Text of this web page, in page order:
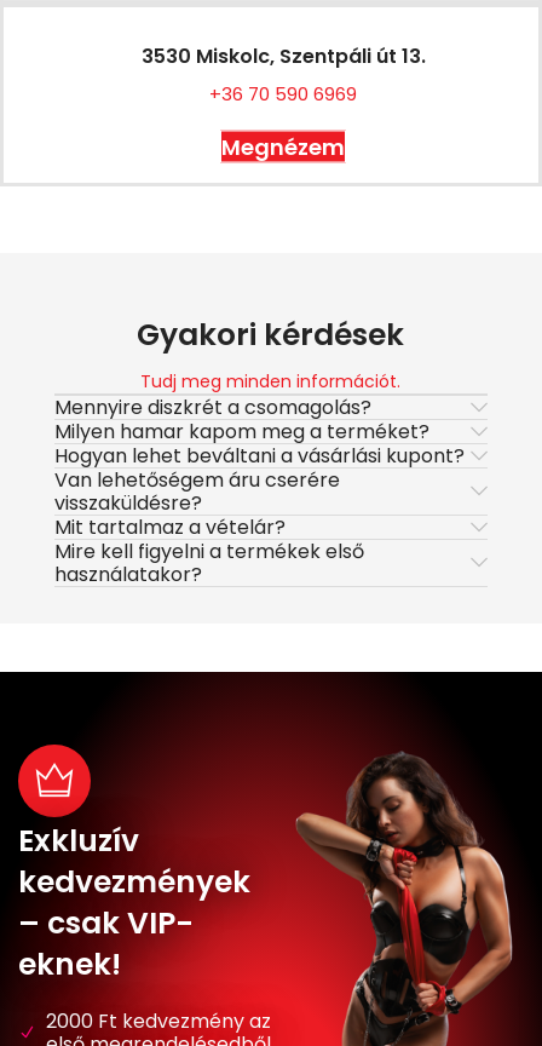
3530 Miskolc, Szentpáli út 13.
+36 70 590 6969
Megnézem
Gyakori kérdések
Tudj meg minden információt.
Mennyire diszkrét a csomagolás?
Milyen hamar kapom meg a terméket?
Hogyan lehet beváltani a vásárlási kupont?
Van lehetőségem áru cserére
visszaküldésre?
Mit tartalmaz a vételár?
Mire kell figyelni a termékek első
használatakor?
Exkluzív
kedvezmények
– csak VIP-
eknek!
2000 Ft kedvezmény az